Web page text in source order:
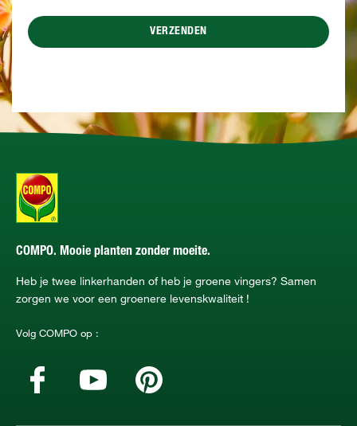
VERZENDEN
COMPO. Mooie planten zonder moeite.
Heb je twee linkerhanden of heb je groene vingers? Samen
zorgen we voor een groenere levenskwaliteit !
Volg COMPO op :